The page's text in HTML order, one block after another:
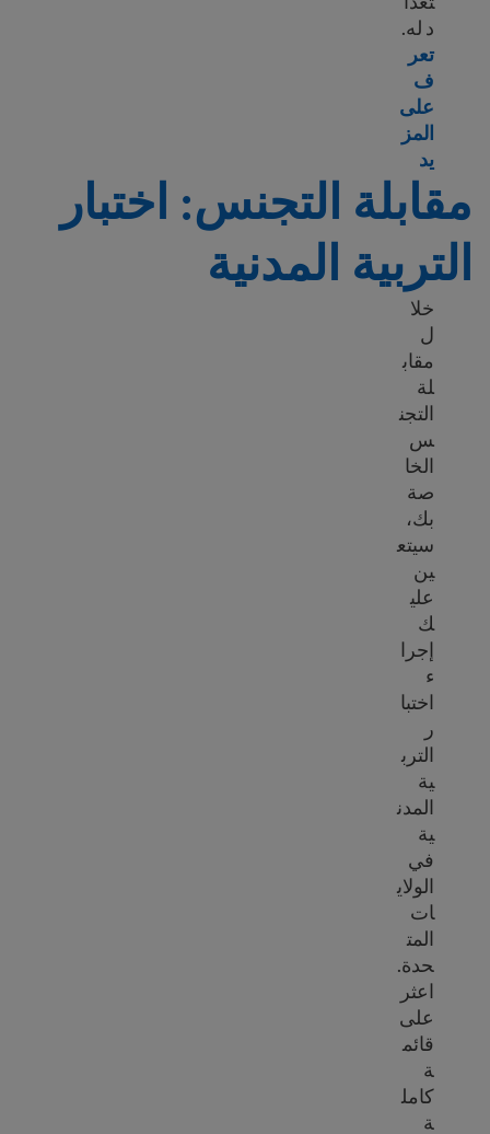
د له.
تعر
ف
على
المز
يدinterview: English test and N-400 review
مقابلة التجنس: اختبار
التربية المدنية
خلا
ل
مقاب
لة
التجن
س
الخا
صة
بك،
سيتع
ين
علي
ك
إجرا
ء
اختبا
ر
الترب
ية
المدن
ية
في
الولاي
ات
المت
حدة.
اعثر
على
قائم
ة
كامل
ة